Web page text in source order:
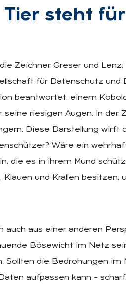
Tier steht
Zeichner Greser und
für Datenschutz und
beantwortet: einem
seine riesigen Augen. In der
Diese Darstellung
Wäre ein
die es in ihrem Mund
Klauen und Krallen
auch aus einer anderen
Bösewicht im Netz
Sollten die Bedrohungen
aufpassen kann –